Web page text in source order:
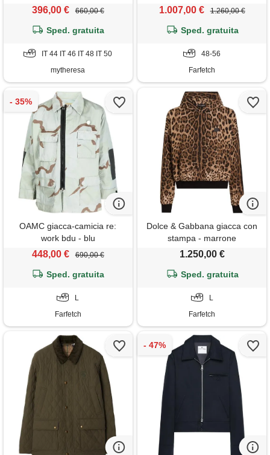
396,00 € 660,00 €
Sped. gratuita
IT 44 IT 46 IT 48 IT 50
mytheresa
1.007,00 € 1.260,00 €
Sped. gratuita
48-56
Farfetch
OAMC giacca-camicia re:
work bdu - blu
448,00 € 690,00 €
Sped. gratuita
L
Farfetch
Dolce & Gabbana giacca con
stampa - marrone
1.250,00 €
Sped. gratuita
L
Farfetch